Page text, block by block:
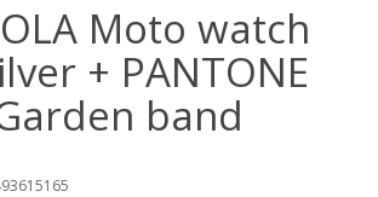
Moto watch
+ PANTONE
band